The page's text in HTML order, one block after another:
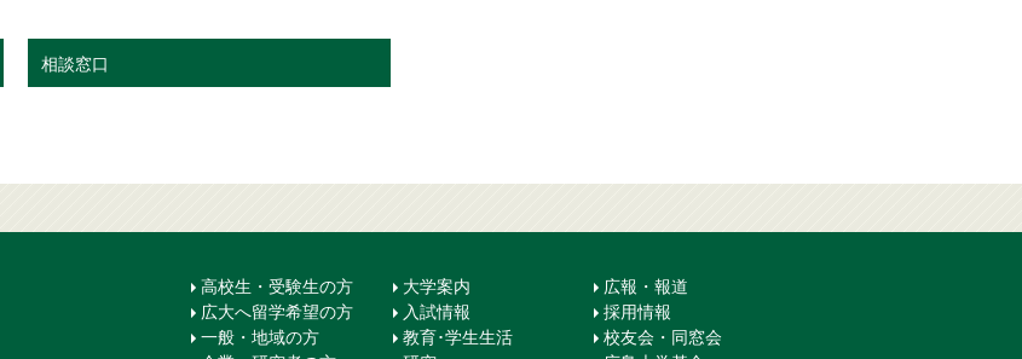
相談窓口
高校生・受験生の方
広大へ留学希望の方
一般・地域の方
大学案内
入試情報
教育･学生生活
広報・報道
採用情報
校友会・同窓会